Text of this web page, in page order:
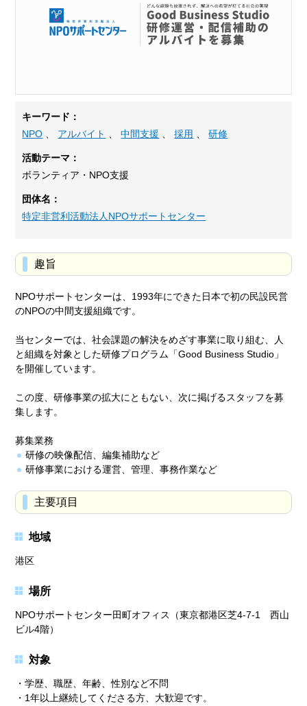
キーワード：
NPO
アルバイト 、中間支援 、採用 、研修
活動テーマ：
ボランティア・NPO支援
団体名：
特定非営利活動法人NPOサポートセンター
趣旨
NPOサポートセンターは、1993年にできた日本で初の民設民営
のNPOの中間支援組織です。
当センターでは、社会課題の解決をめざす事業に取り組む、人
と組織を対象とした研修プログラム「Good Business Studio」
を開催しています。
この度、研修事業の拡大にともない、次に掲げるスタッフを募
集します。
募集業務
研修の映像配信、編集補助など
研修事業における運営、管理、事務作業など
主要項目
地域
港区
場所
NPOサポートセンター田町オフィス（東京都港区芝4-7-1 西山
ビル4階）
対象
・学歴、職歴、年齢、性別など不問
・1年以上継続してくださる方、大歓迎です。